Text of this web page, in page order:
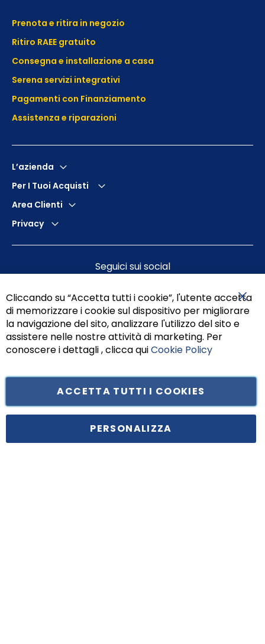
Prenota e ritira in negozio
Ritiro RAEE gratuito
Consegna e installazione a casa
Serena servizi integrativi
Pagamenti con Finanziamento
Assistenza e riparazioni
L’azienda
Per I Tuoi Acquisti
Area Clienti
Privacy
Seguici sui social
Principe di Piemonte 199, cap. 80026 Casoria (NA) - C.F. 05834470634 -
Cliccando su “Accetta tutti i cookie”, l'utente accetta
di memorizzare i cookie sul dispositivo per migliorare
la navigazione del sito, analizzare l'utilizzo del sito e
assistere nelle nostre attività di marketing. Per
conoscere i dettagli , clicca quiCookie Policy
ACCETTA TUTTI I COOKIES
PERSONALIZZA